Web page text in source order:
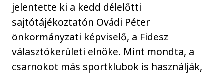
jelentette ki a kedd délelőtti
sajtótájékoztatón Ovádi Péter
önkormányzati képviselő, a Fidesz
választókerületi elnöke. Mint mondta, a
csarnokot más sportklubok is használják,